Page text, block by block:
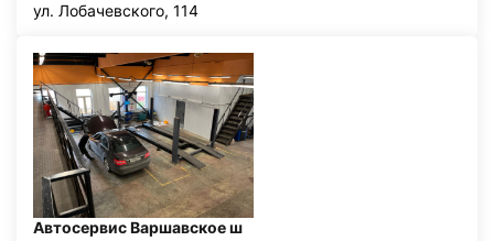
ул. Лобачевского, 114
Автосервис Варшавское ш